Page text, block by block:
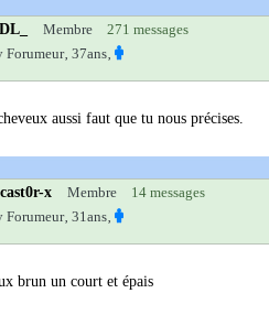
Membre
271 messages
Forumeur‚ 37ans‚
aussi faut que tu nous précises.
x Membre 14 messages
Forumeur‚ 31ans‚
brun un court et épais